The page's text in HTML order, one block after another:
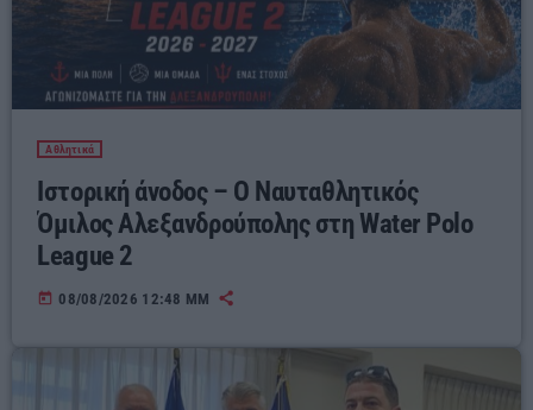
Αθλητικά
Ιστορική άνοδος – Ο Ναυταθλητικός
Όμιλος Αλεξανδρούπολης στη Water Polo
League 2
today 08/08/2026 12:48 ΜΜ